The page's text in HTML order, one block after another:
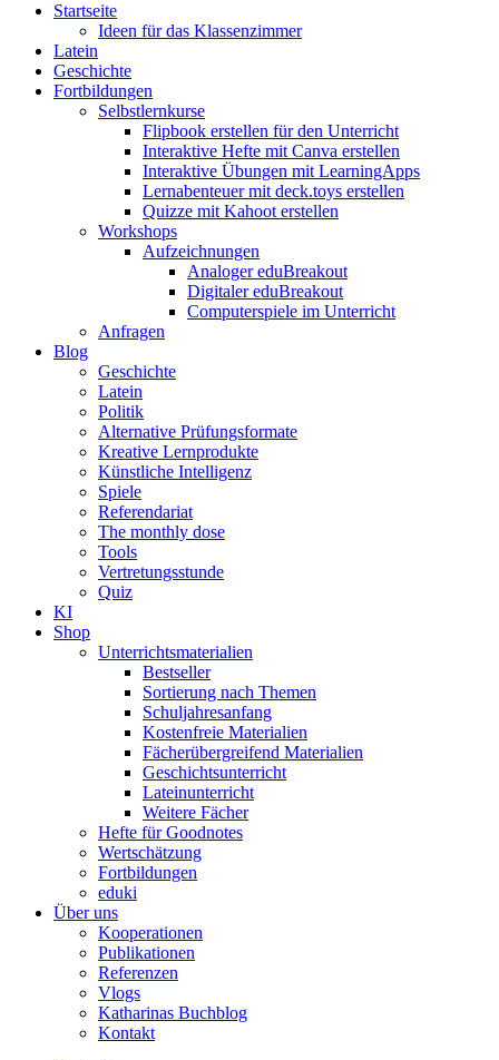
Startseite
Ideen für das Klassenzimmer
Latein
Geschichte
Fortbildungen
Selbstlernkurse
Flipbook erstellen für den Unterricht
Interaktive Hefte mit Canva erstellen
Interaktive Übungen mit LearningApps
Lernabenteuer mit deck.toys erstellen
Quizze mit Kahoot erstellen
Workshops
Aufzeichnungen
Analoger eduBreakout
Digitaler eduBreakout
Computerspiele im Unterricht
Anfragen
Blog
Geschichte
Latein
Politik
Alternative Prüfungsformate
Kreative Lernprodukte
Künstliche Intelligenz
Spiele
Referendariat
The monthly dose
Tools
Vertretungsstunde
Quiz
KI
Shop
Unterrichtsmaterialien
Bestseller
Sortierung nach Themen
Schuljahresanfang
Kostenfreie Materialien
Fächerübergreifend Materialien
Geschichtsunterricht
Lateinunterricht
Weitere Fächer
Hefte für Goodnotes
Wertschätzung
Fortbildungen
eduki
Über uns
Kooperationen
Publikationen
Referenzen
Vlogs
Katharinas Buchblog
Kontakt